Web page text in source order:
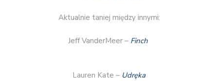
Aktualnie taniej między innymi:
Jeff VanderMeer – Finch
Lauren Kate – Udręka